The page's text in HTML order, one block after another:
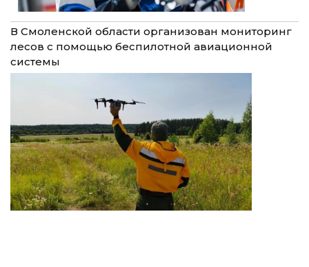
В Смоленской области организован мониторинг
лесов с помощью беспилотной авиационной
системы